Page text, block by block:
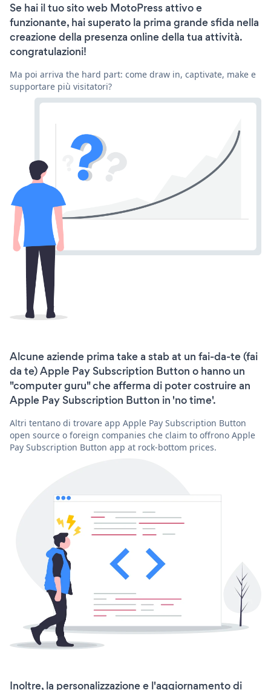
Se hai il tuo sito web MotoPress attivo e
funzionante, hai superato la prima grande sfida nella
creazione della presenza online della tua attività.
congratulazioni!
Ma poi arriva the hard part: come draw in, captivate, make e
supportare più visitatori?
Alcune aziende prima take a stab at un fai-da-te (fai
da te) Apple Pay Subscription Button o hanno un
"computer guru" che afferma di poter costruire an
Apple Pay Subscription Button in 'no time'.
Altri tentano di trovare app Apple Pay Subscription Button
open source o foreign companies che claim to offrono Apple
Pay Subscription Button app at rock-bottom prices.
Inoltre, la personalizzazione e l'aggiornamento di